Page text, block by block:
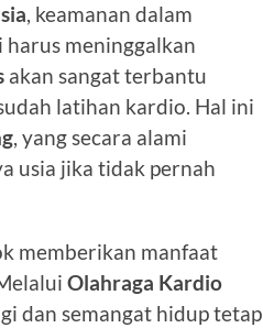
, keamanan dalam
meninggalkan
akan sangat terbantu
latihan kardio. Hal ini
, yang secara alami
usia jika tidak pernah
memberikan manfaat
Olahraga Kardio
dan semangat hidup tetap